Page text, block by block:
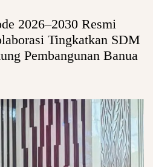
2026–2030 Resmi
Tingkatkan SDM
Pembangunan Banua